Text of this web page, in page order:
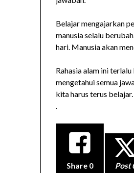
Belajar mengajarkan
manusia selalu
hari. Manusia akan
Rahasia alam ini
mengetahui semua
kita harus terus
.
Share 0 Post